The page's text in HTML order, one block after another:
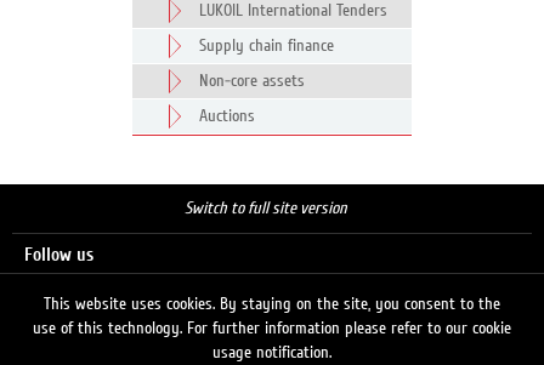
LUKOIL International Tenders
Supply chain finance
Non-core assets
Auctions
Switch to full site version
Follow us
This website uses cookies. By staying on the site, you consent to the
use of this technology. For further information please refer to our cookie
usage notification.